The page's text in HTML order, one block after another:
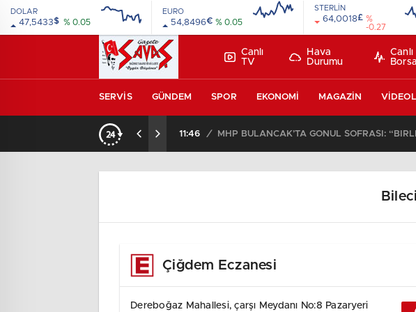
DOLAR
47,5433$ % 0.05
EURO
54,8496€ % 0.05
STERLİN
64,0018£ %
-0.27
Canlı
TV
Hava
Durumu
Canlı
Borsa
SERVIS GÜNDEM SPOR EKONOMI MAGAZIN
11:46 / MHP BULANCAK’TA GÖNÜL SOFRASI:
Çiğdem Eczanesi
Dereboğaz Mahallesi, çarşı Meydanı No:8 Pazaryeri